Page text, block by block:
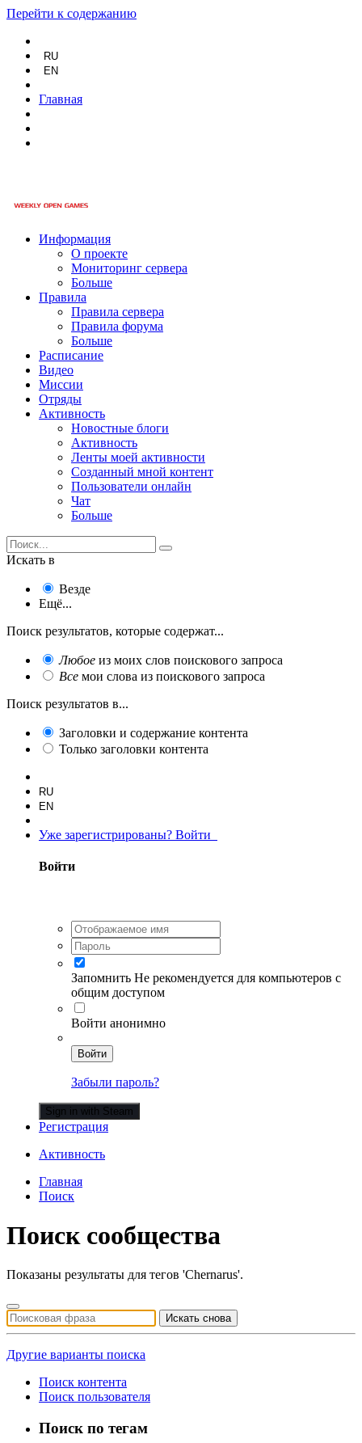
Перейти к содержанию
RU
EN
Главная
Информация
О проекте
Мониторинг сервера
Больше
Правила
Правила сервера
Правила форума
Больше
Расписание
Видео
Миссии
Отряды
Активность
Новостные блоги
Активность
Ленты моей активности
Созданный мной контент
Пользователи онлайн
Чат
Больше
Искать в
Везде
Ещё...
Поиск результатов, которые содержат...
Любое из моих слов поискового запроса
Все мои слова из поискового запроса
Поиск результатов в...
Заголовки и содержание контента
Только заголовки контента
RU
EN
Уже зарегистрированы? Войти
Войти
Запомнить Не рекомендуется для компьютеров с
общим доступом
Войти анонимно
Войти
Забыли пароль?
Sign in with Steam
Регистрация
Активность
Главная
Поиск
Поиск сообщества
Показаны результаты для тегов 'Chernarus'.
Искать снова
Другие варианты поиска
Поиск контента
Поиск пользователя
Поиск по тегам